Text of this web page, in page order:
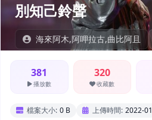
別知己鈴聲
海來阿木,阿呷拉古,曲比阿且
381
播放數
320
收藏數
檔案大小: 0 B 上傳時間: 2022-01